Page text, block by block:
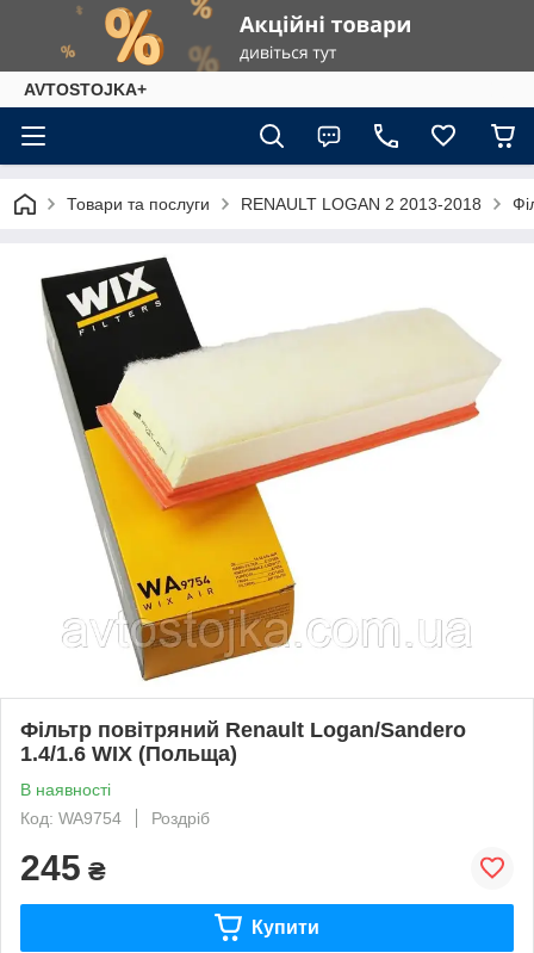
AVTOSTOJKA+
Товари та послуги RENAULT LOGAN 2 2013-2018
Фільтр повітряний Renault Logan/Sandero
1.4/1.6 WIX (Польща)
В наявності
Код: WA9754
Роздріб
245 ₴
Купити